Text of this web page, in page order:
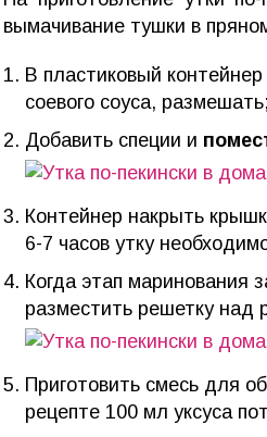
вымачивание тушки в
В пластиковый
соевого соуса,
Добавить специи и
Контейнер накрыть
6-7 часов утку
Когда этап маринования
разместить решетку над
Приготовить смесь для
рецепте 100 мл уксуса